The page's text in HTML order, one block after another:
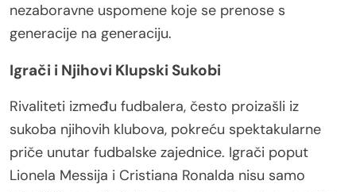
nezaboravne uspomene koje se prenose s
generacije na generaciju.
Igrači i Njihovi Klupski Sukobi
Rivaliteti između fudbalera, često proizašli iz
sukoba njihovih klubova, pokreću spektakularne
priče unutar fudbalske zajednice. Igrači poput
Lionela Messija i Cristiana Ronalda nisu samo